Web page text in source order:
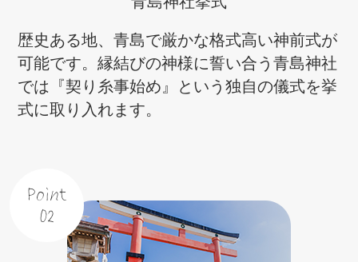
歴史ある地、青島で厳かな格式高い神前式が
可能です。縁結びの神様に誓い合う青島神社
では『契り糸事始め』という独自の儀式を挙
式に取り入れます。
Point
02